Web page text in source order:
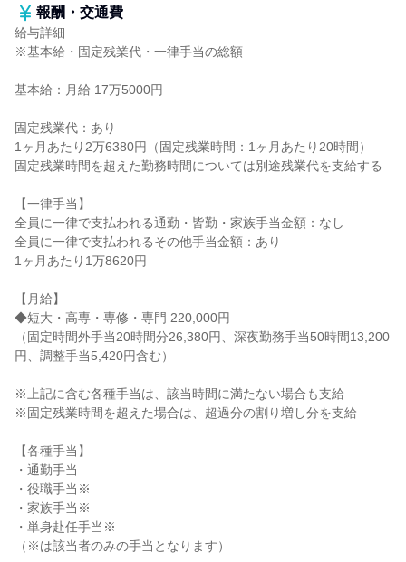
報酬・交通費
給与詳細
※基本給・固定残業代・一律手当の総額
基本給：月給 17万5000円
固定残業代：あり
1ヶ月あたり2万6380円（固定残業時間：1ヶ月あたり20時間）
固定残業時間を超えた勤務時間については別途残業代を支給する
【一律手当】
全員に一律で支払われる通勤・皆勤・家族手当金額：なし
全員に一律で支払われるその他手当金額：あり
1ヶ月あたり1万8620円
【月給】
◆短大・高専・専修・専門 220,000円
（固定時間外手当20時間分26,380円、深夜勤務手当50時間13,200
円、調整手当5,420円含む）
※上記に含む各種手当は、該当時間に満たない場合も支給
※固定残業時間を超えた場合は、超過分の割り増し分を支給
【各種手当】
・通勤手当
・役職手当※
・家族手当※
・単身赴任手当※
（※は該当者のみの手当となります）